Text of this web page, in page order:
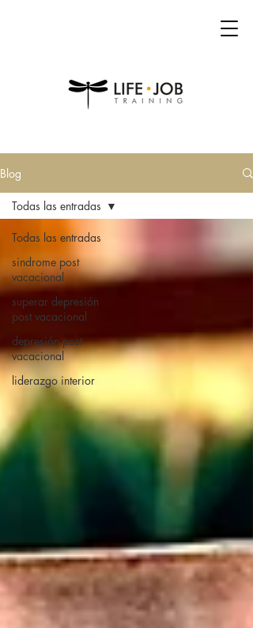
Blog
Todas las entradas
sindrome post
vacacional
superar depresión
post vacacional
depresión post
vacacional
liderazgo interior
Todas las entradas